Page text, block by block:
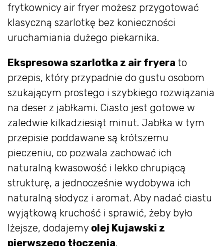
frytkownicy air fryer możesz przygotować
klasyczną szarlotkę bez konieczności
uruchamiania dużego piekarnika.
Ekspresowa szarlotka z air fryera to
przepis, który przypadnie do gustu osobom
szukającym prostego i szybkiego rozwiązania
na deser z jabłkami. Ciasto jest gotowe w
zaledwie kilkadziesiąt minut. Jabłka w tym
przepisie poddawane są krótszemu
pieczeniu, co pozwala zachować ich
naturalną kwasowość i lekko chrupiącą
strukturę, a jednocześnie wydobywa ich
naturalną słodycz i aromat. Aby nadać ciastu
wyjątkową kruchość i sprawić, żeby było
lżejsze, dodajemy olej Kujawski z
pierwszego tłoczenia.